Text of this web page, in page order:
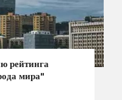
рейтинга
мира"